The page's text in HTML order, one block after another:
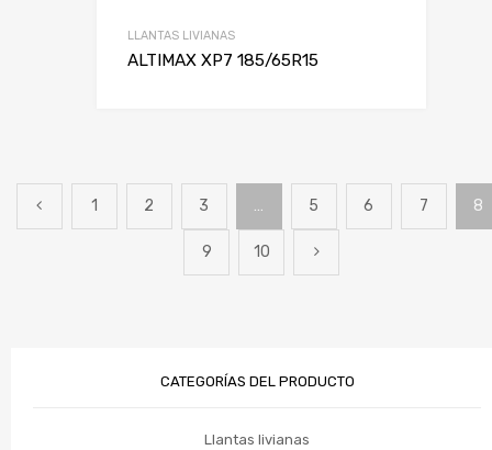
LLANTAS LIVIANAS
ALTIMAX XP7 185/65R15
1 2 3 … 5 6 7 8
9 10
CATEGORÍAS DEL PRODUCTO
Llantas livianas